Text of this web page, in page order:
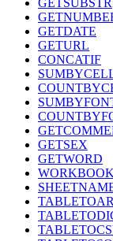
GETSUBSTR
GETDATE
GETURL
CONCATIF
GETSEX
GETWORD
WORKBOOK